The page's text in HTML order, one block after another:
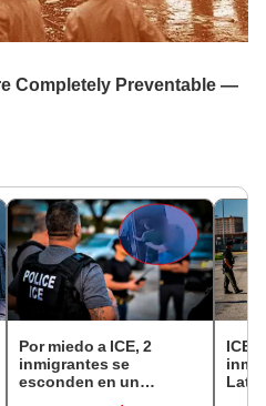
Por miedo a ICE, 2
inmigrantes se
esconden en un
ICE